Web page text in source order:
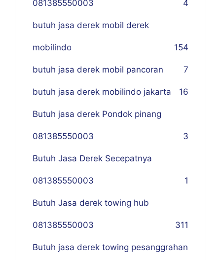
081385550003 4
butuh jasa derek mobil derek
mobilindo 154
butuh jasa derek mobil pancoran 7
butuh jasa derek mobilindo jakarta 16
Butuh jasa derek Pondok pinang
081385550003 3
Butuh Jasa Derek Secepatnya
081385550003 1
Butuh Jasa derek towing hub
081385550003 311
Butuh jasa derek towing pesanggrahan